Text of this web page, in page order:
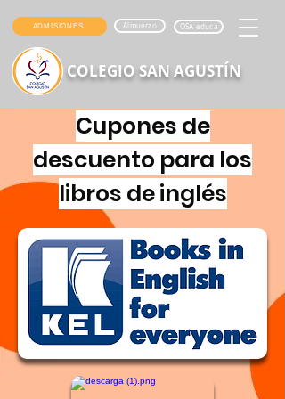
Almuerzo OSA educa
COLEGIO SAN AGUSTÍN
ADMISIONES
Cupones de
descuento para los
libros de inglés